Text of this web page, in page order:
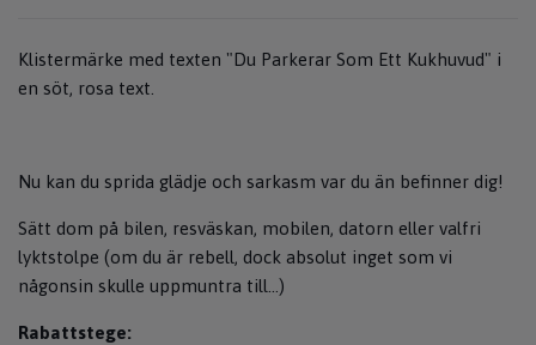
Klistermärke med texten "Du Parkerar Som Ett Kukhuvud" i
en söt, rosa text.
Nu kan du sprida glädje och sarkasm var du än befinner dig!
Sätt dom på bilen, resväskan, mobilen, datorn eller valfri
lyktstolpe (om du är rebell, dock absolut inget som vi
någonsin skulle uppmuntra till...)
Rabattstege: